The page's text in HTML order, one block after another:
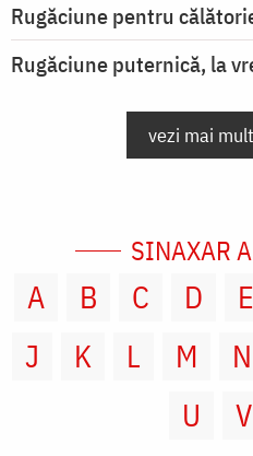
Rugăciune pentru
Rugăciune puternică, la
vezi mai
SINAXAR
A B C D E
J
K L M N
U
V